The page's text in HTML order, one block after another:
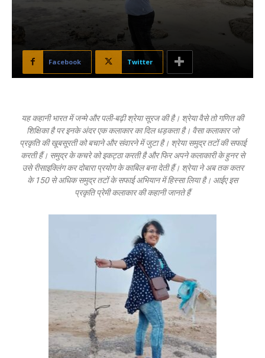
Facebook Twitter
यह कहानी भारत में जन्मे और पली-बढ़ी श्रेया सूरज की है। श्रेया वैसे तो गणित की
शिक्षिका है पर इनके अंदर एक कलाकार का दिल धड़कता है। वैसा कलाकार जो
प्रकृति की खूबसूरती को बचाने और संवारने में जुटा है। श्रेया समुद्र तटों की सफाई
करती हैं। समुद्र के कचरे को इकट्ठा करती है और फिर अपने कलाकारी के हुनर से
उसे रीसाइक्लिंग कर दोबारा प्रयोग के काबिल बना देती हैं। श्रेया ने अब तक कतर
के 150 से अधिक समुद्र तटों के सफाई अभियान में हिस्सा लिया है। आईए इस
प्रकृति प्रेमी कलाकार की कहानी जानते हैं